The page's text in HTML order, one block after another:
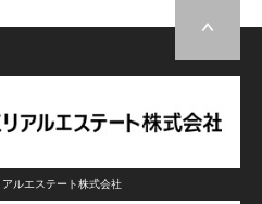
ルエステート株式会社